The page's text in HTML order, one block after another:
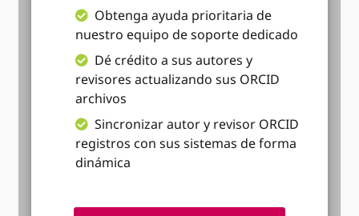
Obtenga ayuda prioritaria de
nuestro equipo de soporte dedicado
Dé crédito a sus autores y
revisores actualizando sus ORCID
archivos
Sincronizar autor y revisor ORCID
registros con sus sistemas de forma
dinámica